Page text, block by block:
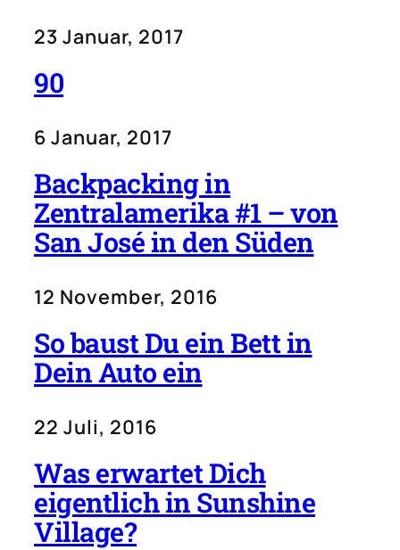
23 Januar, 2017
90
6 Januar, 2017
Backpacking in
Zentralamerika #1 – von
San José in den Süden
12 November, 2016
So baust Du ein Bett in
Dein Auto ein
22 Juli, 2016
Was erwartet Dich
eigentlich in Sunshine
Village?